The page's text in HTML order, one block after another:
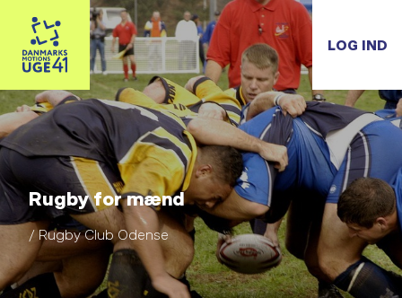
LOG IND
Rugby for mænd
/ Rugby Club Odense